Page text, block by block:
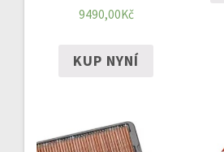
9490,00Kč
KUP NYNÍ